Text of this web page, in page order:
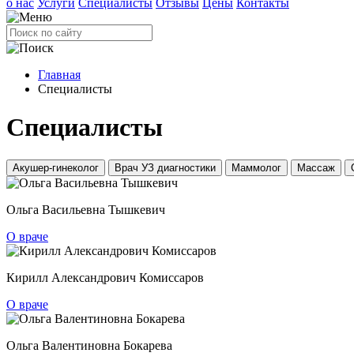
о нас Услуги Специалисты Отзывы Цены Контакты
Главная
Специалисты
Специалисты
Акушер-гинеколог Врач УЗ диагностики Маммолог Массаж
Ольга Васильевна Тышкевич
О враче
Кирилл Александрович Комиссаров
О враче
Ольга Валентиновна Бокарева